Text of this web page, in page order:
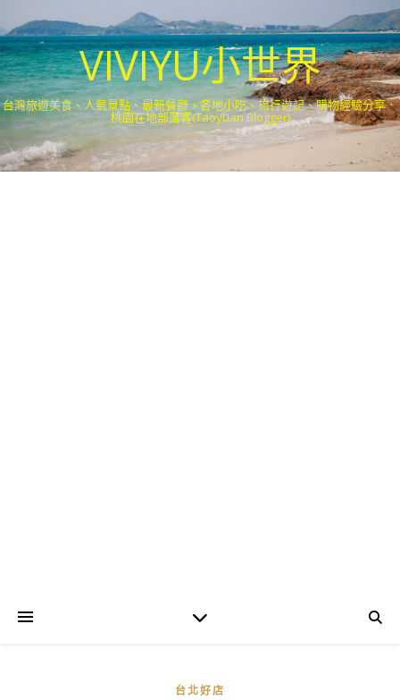
VIVIYU小世界
台灣旅遊美食、人氣景點、最新餐廳、各地小吃、旅行遊記、購物經驗分享．
桃園在地部落客(Taoyuan Blogger)
台北好店